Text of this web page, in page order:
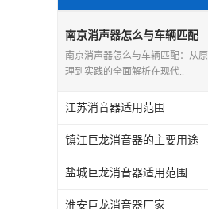
南京消声器怎么与车辆匹配
南京消声器怎么与车辆匹配：从原
理到实践的全面解析在现代..
江苏消音器适用范围
镇江巨龙消音器的主要用途
盐城巨龙消音器适用范围
淮安巨龙消音器厂家